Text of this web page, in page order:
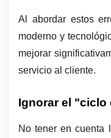
Al abordar estos
moderno y
mejorar
servicio al cliente.
Ignorar el
No tener en cuenta